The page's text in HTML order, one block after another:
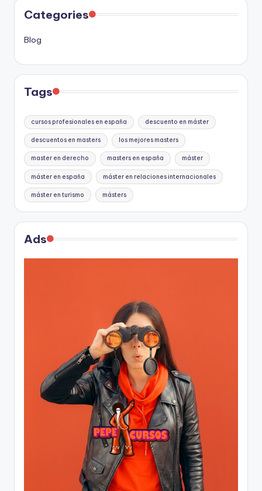
Categories
Blog
Tags
cursos profesionales en españa descuento en máster
descuentos en masters los mejores masters
master en derecho masters en españa máster
máster en españa máster en relaciones internacionales
máster en turismo másters
Ads